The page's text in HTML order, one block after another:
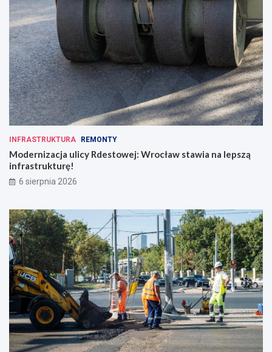
INFRASTRUKTURA REMONTY
Modernizacja ulicy Rdestowej: Wrocław stawia na lepszą
infrastrukturę!
6 sierpnia 2026